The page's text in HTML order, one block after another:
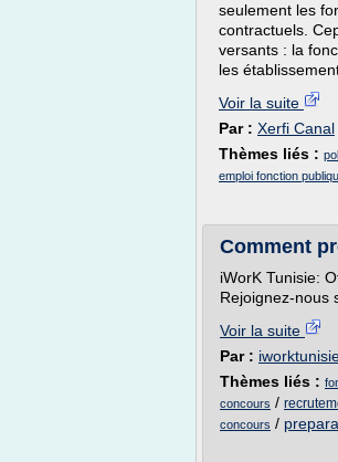
seulement les
contractuels.
versants : la
les
Voir la suite
Par : Xerfi Canal
Thèmes liés :
emploi fonction
Comment
iWorK Tunisie:
Rejoignez-nous
Voir la suite
Par :
Thèmes liés :
concours /
concours /